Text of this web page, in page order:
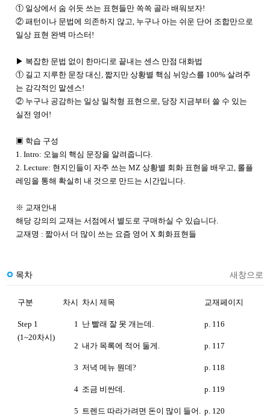
① 일상에서 숨 쉬듯 쓰는 표현들만 쏙쏙 골라 배워보자!
② 패턴이나 문법에 의존하지 않고, 누구나 아는 쉬운 단어 조합만으로
일상 표현 완벽 마스터!
▶ 복잡한 문법 없이 한마디로 끝내는 센스 만점 대화법
① 길고 지루한 문장 대신, 짧지만 상황별 핵심 뉘앙스를 100% 살려주
는 감각적인 말센스!
② 누구나 공감하는 일상 밀착형 표현으로, 당장 지금부터 쓸 수 있는
실전 영어!
▣ 학습 구성
1. Intro: 오늘의 핵심 문장을 알려줍니다.
2. Lecture: 현지인들이 자주 쓰는 MZ 상황별 회화 표현을 배우고, 롤플
레잉을 통해 확실히 내 것으로 만드는 시간입니다.
※ 교재안내
해당 강의의 교재는 서점에서 별도로 구매하실 수 있습니다.
교재명 : 짧아서 더 많이 쓰는 요즘 영어 X 회화표현들
목차 새창으로
구분 차시 차시 제목 교재페이지
Step 1
(1~20차시)
1 난 빨래 잘 못 개는데. p. 116
2 내가 목록에 적어 둘게. p. 117
3 저녁 메뉴 뭔데? p. 118
4 조금 비싼데. p. 119
5 트렌드 따라가려면 돈이 많이 들어. p. 120